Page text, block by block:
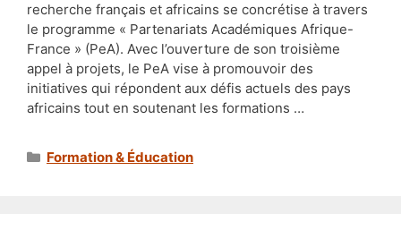
recherche français et africains se concrétise à travers
le programme « Partenariats Académiques Afrique-
France » (PeA). Avec l’ouverture de son troisième
appel à projets, le PeA vise à promouvoir des
initiatives qui répondent aux défis actuels des pays
africains tout en soutenant les formations …
Catégories
Formation & Éducation